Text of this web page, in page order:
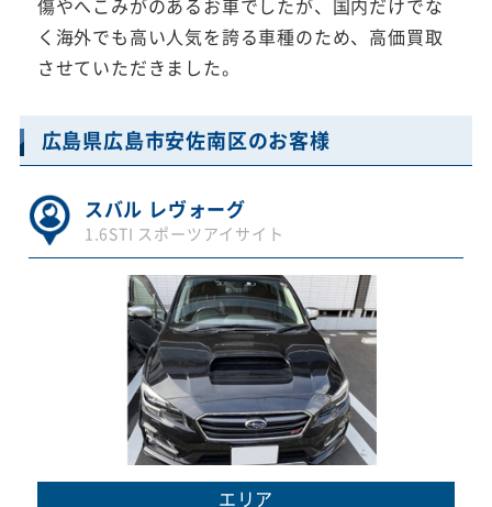
傷やへこみがのあるお車でしたが、国内だけでな
く海外でも高い人気を誇る車種のため、高価買取
させていただきました。
広島県広島市安佐南区のお客様
スバル レヴォーグ
1.6STI スポーツアイサイト
エリア